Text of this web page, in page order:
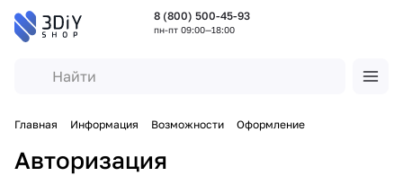
8 (800) 500-45-93
пн-пт 09:00—18:00
Главная Информация Возможности Оформление
Авторизация